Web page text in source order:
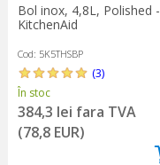
Bol inox, 4,8L, Polished -
KitchenAid
Cod: 5K5THSBP
(3)
În stoc
384,3 lei fara TVA
(78,8 EUR)